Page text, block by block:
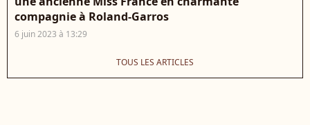
compagnie à Roland-Garros
6 juin 2023 à 13:29
TOUS LES ARTICLES